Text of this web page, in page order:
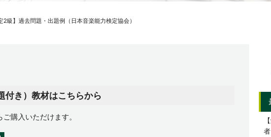
2級】過去問題・出題例（日本音楽能力検定協会）
付き）教材はこちらから
ご購入いただけます。